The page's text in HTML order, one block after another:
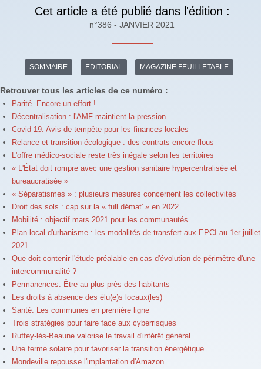
Cet article a été publié dans l'édition :
n°386 - JANVIER 2021
SOMMAIRE EDITORIAL MAGAZINE FEUILLETABLE
Retrouver tous les articles de ce numéro :
Parité. Encore un effort !
Décentralisation : l'AMF maintient la pression
Covid-19. Avis de tempête pour les finances locales
Relance et transition écologique : des contrats encore flous
L'offre médico-sociale reste très inégale selon les territoires
« L'État doit rompre avec une gestion sanitaire hypercentralisée et
bureaucratisée »
« Séparatismes » : plusieurs mesures concernent les collectivités
Droit des sols : cap sur la « full démat' » en 2022
Mobilité : objectif mars 2021 pour les communautés
Plan local d'urbanisme : les modalités de transfert aux EPCI au 1er juillet
2021
Que doit contenir l'étude préalable en cas d'évolution de périmètre d'une
intercommunalité ?
Permanences. Être au plus près des habitants
Les droits à absence des élu(e)s locaux(les)
Santé. Les communes en première ligne
Trois stratégies pour faire face aux cyberrisques
Ruffey-lès-Beaune valorise le travail d'intérêt général
Une ferme solaire pour favoriser la transition énergétique
Mondeville repousse l'implantation d'Amazon